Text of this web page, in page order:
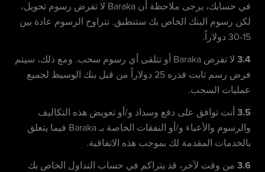
في حسابك، يرجى ملاحظة أن Baraka لا تفرض رسوم تحويل،
لكن رسوم البنك الخاص بك ستنطبق. تتراوح الرسوم عادة بين
15-30 دولاراً.
3.4
لا تفرض Baraka أو تتلقى أي رسوم سحب. ومع ذلك، سيتم
فرض رسم ثابت قدره 25 دولاراً من قبل بنك الوسيط لجميع
عمليات السحب.
3.5 أنت توافق على دفع وسداد و/أو تعويض هذه التكاليف
والرسوم والأعباء و/أو النفقات الخاصة بـ Baraka فيما يتعلق
بالخدمات المقدمة لك بموجب هذه الاتفاقية.
3.6 من وقت لآخر، قد يتراكم في حساب التداول الخاص بك